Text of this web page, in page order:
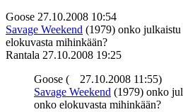
Goose 27.10.2008 10:54
Savage Weekend (1979) onko julkaistu
elokuvasta mihinkään?
Rantala 27.10.2008 19:25
Goose (
27.10.2008 11:55)
Savage Weekend (1979) onko
onko elokuvasta mihinkään?